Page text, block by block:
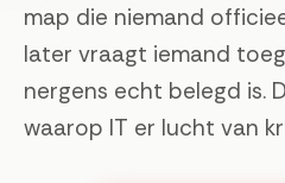
map die niemand
later vraagt iemand
nergens echt belegd is.
waarop IT er lucht van